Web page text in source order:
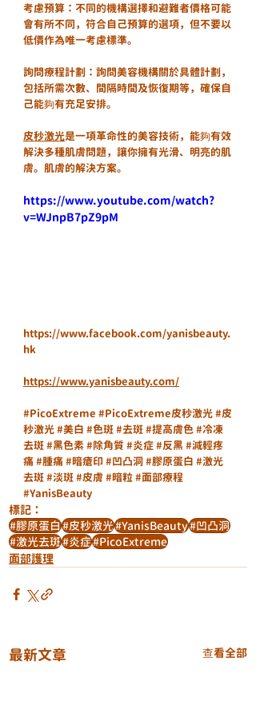
考慮預算：不同的機構選擇和避難者價格可能
會有所不同，符合自己預算的選項，但不要以
低價作為唯一考慮標準。
詢問療程計劃：詢問美容機構關於具體計劃，
包括所需次數、間隔時間及恢復期等，確保自
己能夠有充足安排。
皮秒激光是一項革命性的美容技術，能夠有效
解決多種肌膚問題，讓你擁有光滑、明亮的肌
膚。肌膚的解決方案。
https://www.youtube.com/watch?
v=WJnpB7pZ9pM
https://www.facebook.com/yanisbeauty.
hk
https://www.yanisbeauty.com/
#PicoExtreme #PicoExtreme皮秒激光#皮
秒激光#美白 #色斑#去斑#提高膚色#冷凍
去斑#黑色素#除角質#炎症#反黑#減輕疼
痛#腫痛#暗瘡印#凹凸洞#膠原蛋白 #激光
去斑#淡斑#皮膚 #暗粒#面部療程
#YanisBeauty
標記：
#膠原蛋白#皮秒激光#YanisBeauty#凹凸洞
#激光去斑#炎症#PicoExtreme
面部護理
最新文章 查看全部